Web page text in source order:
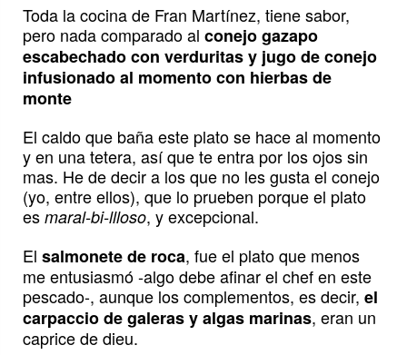
Toda la cocina de Fran Martínez, tiene sabor,
pero nada comparado al conejo gazapo
escabechado con verduritas y jugo de conejo
infusionado al momento con hierbas de
monte
El caldo que baña este plato se hace al momento
y en una tetera, así que te entra por los ojos sin
mas. He de decir a los que no les gusta el conejo
(yo, entre ellos), que lo prueben porque el plato
es maral-bi-llloso, y excepcional.
El salmonete de roca, fue el plato que menos
me entusiasmó -algo debe afinar el chef en este
pescado-, aunque los complementos, es decir, el
carpaccio de galeras y algas marinas, eran un
caprice de dieu.